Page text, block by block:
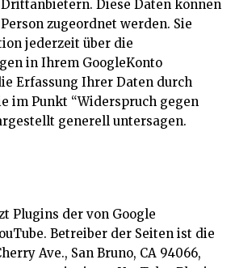
Diese Daten können
zugeordnet werden. Sie
jederzeit über die
in Ihrem GoogleKonto
Erfassung Ihrer Daten durch
im Punkt “Widerspruch gegen
generell untersagen.
Plugins der von Google
Betreiber der Seiten ist die
Ave., San Bruno, CA 94066,